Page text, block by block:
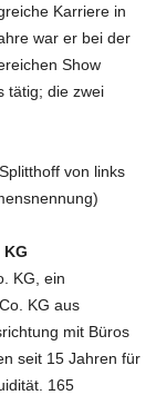
Karriere in
war er bei der
Show
tätig; die zwei
von links
KG, ein
KG aus
mit Büros
seit 15 Jahren für
165